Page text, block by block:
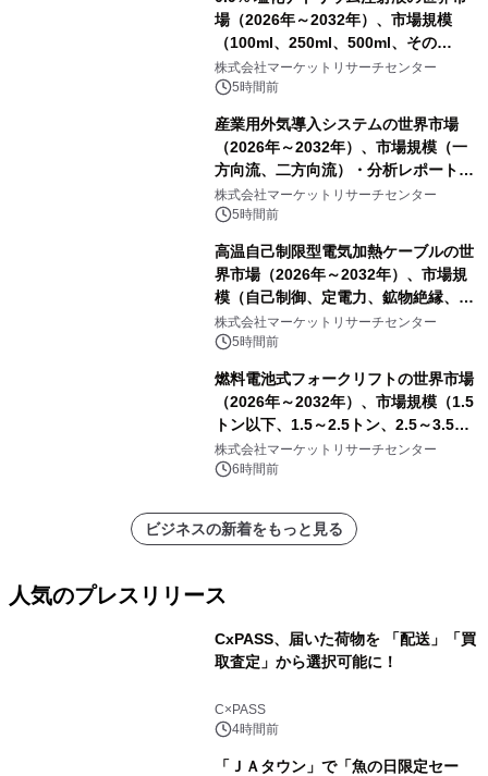
場（2026年～2032年）、市場規模
（100ml、250ml、500ml、その
他）・分析レポートを発表
株式会社マーケットリサーチセンター
5時間前
産業用外気導入システムの世界市場
（2026年～2032年）、市場規模（一
方向流、二方向流）・分析レポートを
発表
株式会社マーケットリサーチセンター
5時間前
高温自己制限型電気加熱ケーブルの世
界市場（2026年～2032年）、市場規
模（自己制御、定電力、鉱物絶縁、表
皮効果）・分析レポートを発表
株式会社マーケットリサーチセンター
5時間前
燃料電池式フォークリフトの世界市場
（2026年～2032年）、市場規模（1.5
トン以下、1.5～2.5トン、2.5～3.5ト
ン、3.5～5.0トン、その他）・分析レ
ポートを発表
株式会社マーケットリサーチセンター
6時間前
ビジネスの新着をもっと見る
人気のプレスリリース
CxPASS、届いた荷物を 「配送」「買
取査定」から選択可能に！
C×PASS
4時間前
「ＪＡタウン」で「魚の日限定セー